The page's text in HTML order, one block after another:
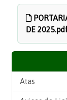
DE
Atas